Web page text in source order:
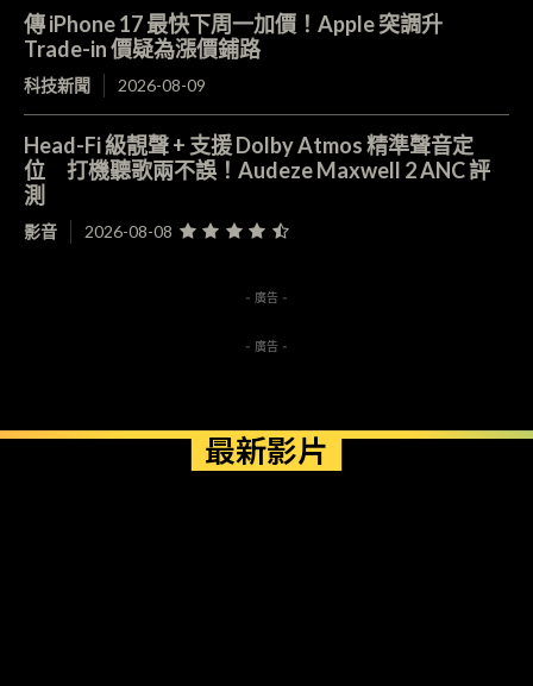
傳 iPhone 17 最快下周一加價！Apple 突調升
Trade-in 價疑為漲價鋪路
科技新聞 2026-08-09
Head-Fi 級靚聲 + 支援 Dolby Atmos 精準聲音定
位 打機聽歌兩不誤！Audeze Maxwell 2 ANC 評
測
影音 2026-08-08
- 廣告 -
- 廣告 -
最新影片